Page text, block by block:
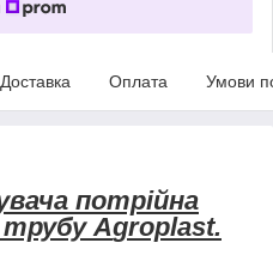
Доставка Оплата Умови
потрійна
трубуAgroplast.